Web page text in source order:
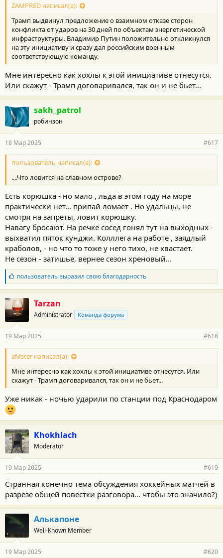
ZAMPRED написал(а):
Трамп выдвинул предложение о взаимном отказе сторон
конфликта от ударов на 30 дней по объектам энергетической
инфраструктуры. Владимир Путин положительно откликнулся
на эту инициативу и сразу дал российским военным
соответствующую команду.
Мне интересно как хохлы к этой инициативе отнесутся.
Или скажут - Трамп договаривался, так он и не бьет...
sakh_patrol
робинзон
18 Мар 2025 #617
пользователь написал(а):
....Что ловится на славном острове?
Есть корюшка - но мало , льда в этом году на море
практически нет... припай ломает . Но удальцы, не
смотря на запреты, ловит корюшку.
Навагу бросают. На речке сосед гонял тут на выходных -
выхватил пяток кунджи. Колллега на работе , заядлый
краболов, - но что то тоже у него тихо, не хвастает.
Не сезон - затишье, вернее сезон хреновый...
Б
л
а
г
о
д
а
н
о
с
и
:
пользовательвыразил свою благодарность
Tarzan
Administrator Команда форума
19 Мар 2025 #618
aMster написал(а):
Мне интересно как хохлы к этой инициативе отнесутся. Или
скажут - Трамп договаривался, так он и не бьет...
Уже никак - ночью ударили по станции под Краснодаром
Khokhlach
Moderator
19 Мар 2025 #619
Странная конечно тема обсуждения хоккейных матчей в
разрезе общей повестки разговора... чтобы это значило?)
Алькапоне
Well-Known Member
19 Мар 2025 #620